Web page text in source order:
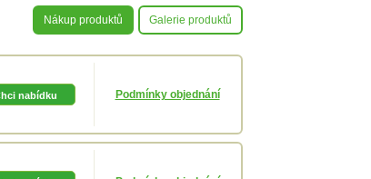
Galerie produktů
Nákup produktů
Podmínky objednání